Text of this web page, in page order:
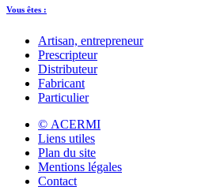
Vous êtes :
Artisan, entrepreneur
Prescripteur
Distributeur
Fabricant
Particulier
© ACERMI
Liens utiles
Plan du site
Mentions légales
Contact